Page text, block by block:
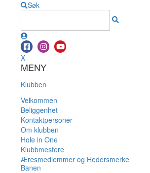
Søk
X
MENY
Klubben
Velkommen
Beliggenhet
Kontaktpersoner
Om klubben
Hole in One
Klubbmestere
Æresmedlemmer og Hedersmerke
Banen